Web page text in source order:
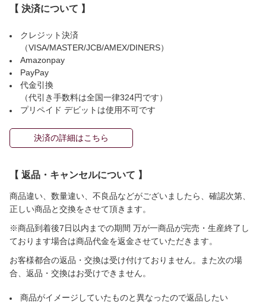
【 決済について 】
クレジット決済
（VISA/MASTER/JCB/AMEX/DINERS）
Amazonpay
PayPay
代金引換
（代引き手数料は全国一律324円です）
プリペイド デビットは使用不可です
決済の詳細はこちら
【 返品・キャンセルについて 】
商品違い、数量違い、不良品などがございましたら、確認次第、
正しい商品と交換をさせて頂きます。
※商品到着後7日以内までの期間 万が一商品が完売・生産終了し
ております場合は商品代金を返金させていただきます。
お客様都合の返品・交換は受け付けておりません。また次の場
合、返品・交換はお受けできません。
商品がイメージしていたものと異なったので返品したい